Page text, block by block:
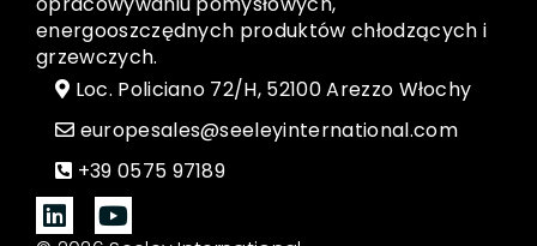
energooszczędnych produktów chłodzących i
grzewczych.
Loc. Policiano 72/H, 52100 Arezzo Włochy
europesales@seeleyinternational.com
+39 0575 97189